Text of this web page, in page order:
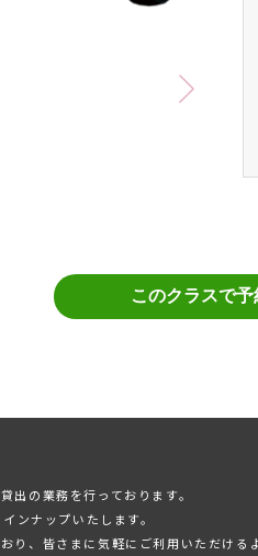
出の業務を⾏っております。
ンナップいたします。
、皆さまに気軽にご利⽤いただける